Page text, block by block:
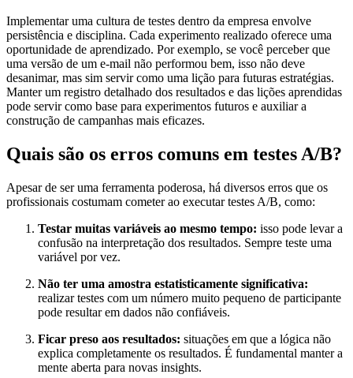
Implementar uma cultura de testes dentro da empresa envolve
persistência e disciplina. Cada experimento realizado oferece uma
oportunidade de aprendizado. Por exemplo, se você perceber que
uma versão de um e-mail não performou bem, isso não deve
desanimar, mas sim servir como uma lição para futuras estratégias.
Manter um registro detalhado dos resultados e das lições aprendidas
pode servir como base para experimentos futuros e auxiliar a
construção de campanhas mais eficazes.
Quais são os erros comuns em testes A/B?
Apesar de ser uma ferramenta poderosa, há diversos erros que os
profissionais costumam cometer ao executar testes A/B, como:
Testar muitas variáveis ao mesmo tempo: isso pode levar a
confusão na interpretação dos resultados. Sempre teste uma
variável por vez.
Não ter uma amostra estatisticamente significativa:
realizar testes com um número muito pequeno de participante
pode resultar em dados não confiáveis.
Ficar preso aos resultados: situações em que a lógica não
explica completamente os resultados. É fundamental manter a
mente aberta para novas insights.